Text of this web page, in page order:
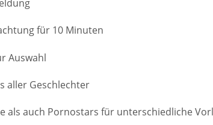
für 10 Minuten
Auswahl
aller Geschlechter
als auch Pornostars für unterschiedliche